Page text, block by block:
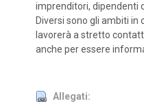
imprenditori, dipendenti
Diversi sono gli ambiti in
lavorerà a stretto
anche per essere
Allegati: